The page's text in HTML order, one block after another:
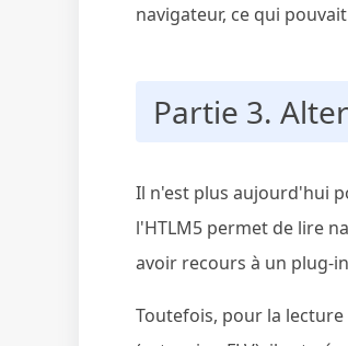
navigateur, ce qui
Partie 3.
Il n'est plus aujourd'hui
l'HTLM5 permet de lire
avoir recours à un plug-
Toutefois, pour la lecture